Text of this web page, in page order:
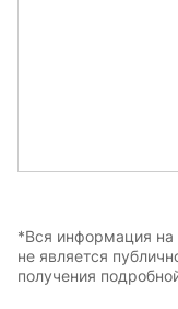
*Вся информация на
не является
получения